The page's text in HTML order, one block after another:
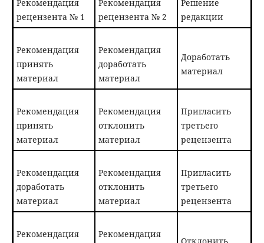
Рекомендация
рецензента № 1
Рекомендация
рецензента № 2
Решение
редакции
Рекомендация
принять
материал
Рекомендация
доработать
материал
Доработать
материал
Рекомендация
принять
материал
Рекомендация
отклонить
материал
Пригласить
третьего
рецензента
Рекомендация
доработать
материал
Рекомендация
отклонить
материал
Пригласить
третьего
рецензента
Рекомендация
Рекомендация